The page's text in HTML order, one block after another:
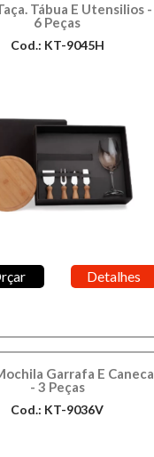
Tábua E Utensilios -
6 Peças
Cod.: KT-9045H
Detalhes
Garrafa E Caneca
- 3 Peças
Cod.: KT-9036V